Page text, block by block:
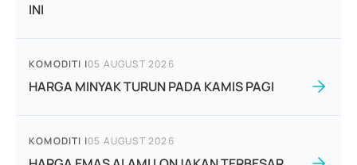
INI
KOMODITI |05 AUGUST 2026
HARGA MINYAK TURUN PADA KAMIS PAGI
KOMODITI |05 AUGUST 2026